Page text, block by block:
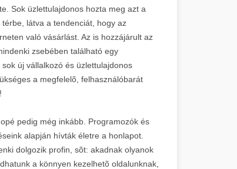
Sok üzlettulajdonos hozta meg azt a
látva a tendenciát, hogy az
való vásárlást. Az is hozzájárult az
zsebében található egy
új vállalkozó és üzlettulajdonos
a megfelelõ, felhasználóbarát
pedig még inkább. Programozók és
alapján hívták életre a honlapot.
dolgozik profin, sõt: akadnak olyanok
a könnyen kezelhetõ oldalunknak,